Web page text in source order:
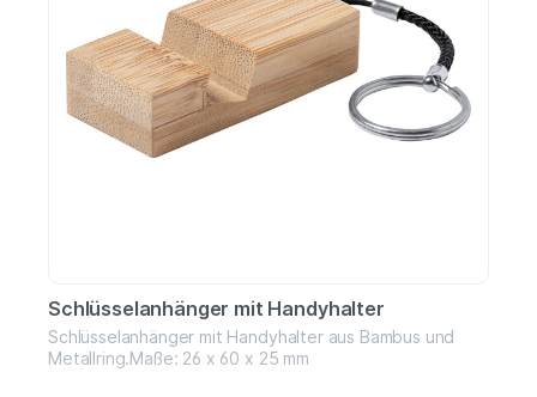
Schlüsselanhänger mit Handyhalter
Schlüsselanhänger mit Handyhalter aus Bambus und
Metallring.Maße: 26 x 60 x 25 mm